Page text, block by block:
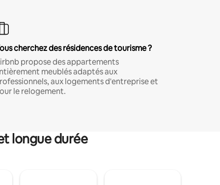
cherchez des résidences de tourisme ?
propose des appartements
meublés adaptés aux
aux logements d'entreprise et
le relogement.
longue durée